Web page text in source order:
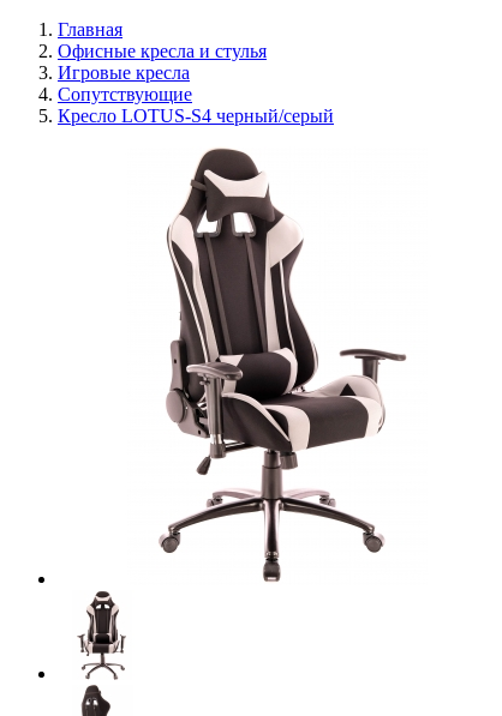
Главная
Офисные кресла и стулья
Игровые кресла
Сопутствующие
Кресло LOTUS-S4 черный/серый